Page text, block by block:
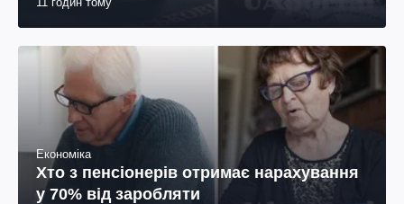
Економіка
Хто з пенсіонерів отримає нарахування
у 70% від заробляти